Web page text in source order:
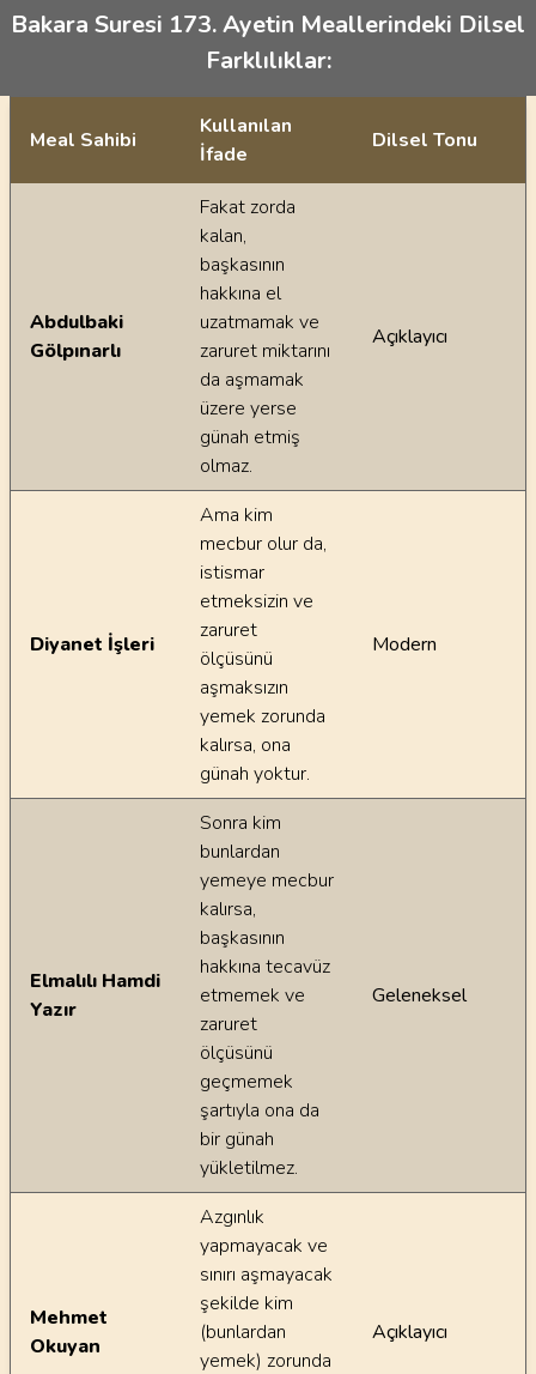
Bakara Suresi 173. Ayetin Meallerindeki Dilsel
Farklılıklar:
Ayetin meallerindeki dilsel farklılıklar
Meal Sahibi
Kullanılan
İfade
Dilsel Tonu
Abdulbaki
Gölpınarlı
Fakat zorda
kalan,
başkasının
hakkına el
uzatmamak ve
zaruret miktarını
da aşmamak
üzere yerse
günah etmiş
olmaz.
Açıklayıcı
Diyanet İşleri
Ama kim
mecbur olur da,
istismar
etmeksizin ve
zaruret
ölçüsünü
aşmaksızın
yemek zorunda
kalırsa, ona
günah yoktur.
Modern
Elmalılı Hamdi
Yazır
Sonra kim
bunlardan
yemeye mecbur
kalırsa,
başkasının
hakkına tecavüz
etmemek ve
zaruret
ölçüsünü
geçmemek
şartıyla ona da
bir günah
yükletilmez.
Geleneksel
Mehmet
Okuyan
Azgınlık
yapmayacak ve
sınırı aşmayacak
şekilde kim
(bunlardan
yemek) zorunda
Açıklayıcı